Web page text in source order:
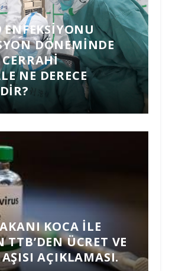
DÖNEMINDE
NE DERECE
KOCA ILE
TTB’DEN ÜCRET VE
AÇIKLAMASI.